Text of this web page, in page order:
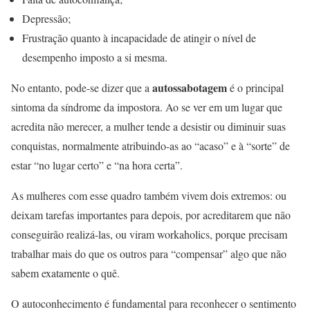
Depressão;
Frustração quanto à incapacidade de atingir o nível de
desempenho imposto a si mesma.
No entanto, pode-se dizer que a autossabotagemé o principal
sintoma da síndrome da impostora. Ao se ver em um lugar que
acredita não merecer, a mulher tende a desistir ou diminuir suas
conquistas, normalmente atribuindo-as ao “acaso” e à “sorte” de
estar “no lugar certo” e “na hora certa”.
As mulheres com esse quadro também vivem dois extremos: ou
deixam tarefas importantes para depois, por acreditarem que não
conseguirão realizá-las, ou viram workaholics, porque precisam
trabalhar mais do que os outros para “compensar” algo que não
sabem exatamente o quê.
O autoconhecimento é fundamental para reconhecer o sentimento